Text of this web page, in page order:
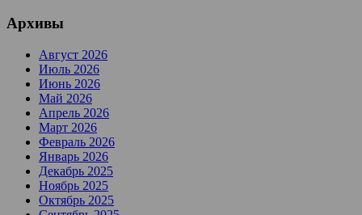
Архивы
Август 2026
Июль 2026
Июнь 2026
Май 2026
Апрель 2026
Март 2026
Февраль 2026
Январь 2026
Декабрь 2025
Ноябрь 2025
Октябрь 2025